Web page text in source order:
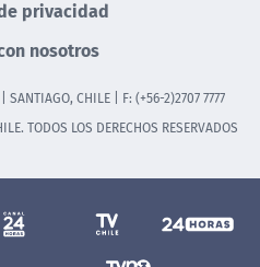
privacidad
nosotros
SANTIAGO, CHILE | F: (+56-2)2707 7777
TODOS LOS DERECHOS RESERVADOS